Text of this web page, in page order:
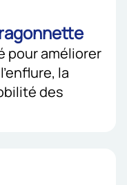
pour améliorer
la
des